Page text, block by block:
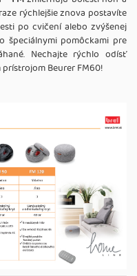
rýchlejšie znova postavíte
po cvičení alebo zvýšenej
špeciálnymi pomôckami pre
Nechajte rýchlo odísť
Beurer FM60!